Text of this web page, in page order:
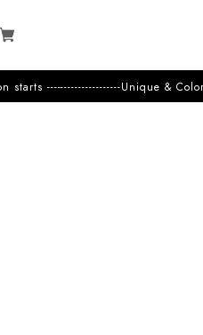
Unique & Colorful Life